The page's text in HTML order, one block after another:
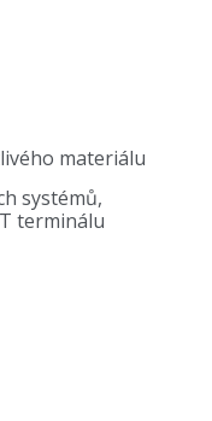
materiálu
systémů,
terminálu